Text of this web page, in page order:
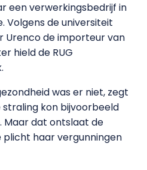
een verwerkingsbedrijf in
Volgens de universiteit
Urenco de importeur van
hield de RUG
was er niet, zegt
kon bijvoorbeeld
Maar dat ontslaat de
haar vergunningen